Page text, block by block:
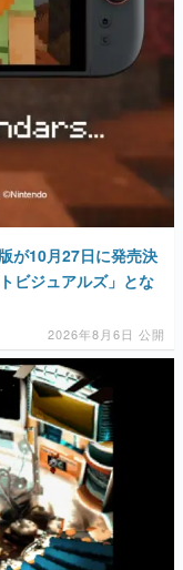
が10月27日に発売決
ビジュアルズ」とな
2026年8月6日 公開